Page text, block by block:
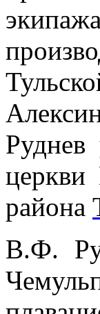
Руднев
церкви
района
В.Ф.